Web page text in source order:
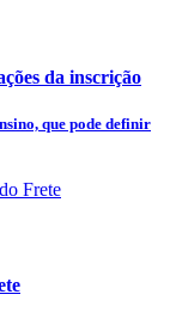
da inscrição
que pode definir